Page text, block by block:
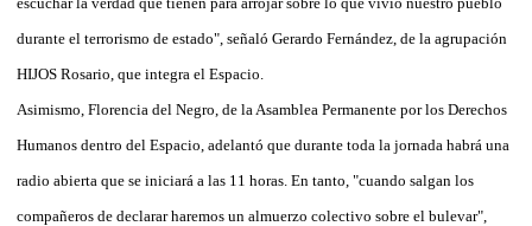
durante el terrorismo de estado", señaló Gerardo Fernández, de la agrupación
HIJOS Rosario, que integra el Espacio.
Asimismo, Florencia del Negro, de la Asamblea Permanente por los Derechos
Humanos dentro del Espacio, adelantó que durante toda la jornada habrá una
radio abierta que se iniciará a las 11 horas. En tanto, "cuando salgan los
compañeros de declarar haremos un almuerzo colectivo sobre el bulevar",